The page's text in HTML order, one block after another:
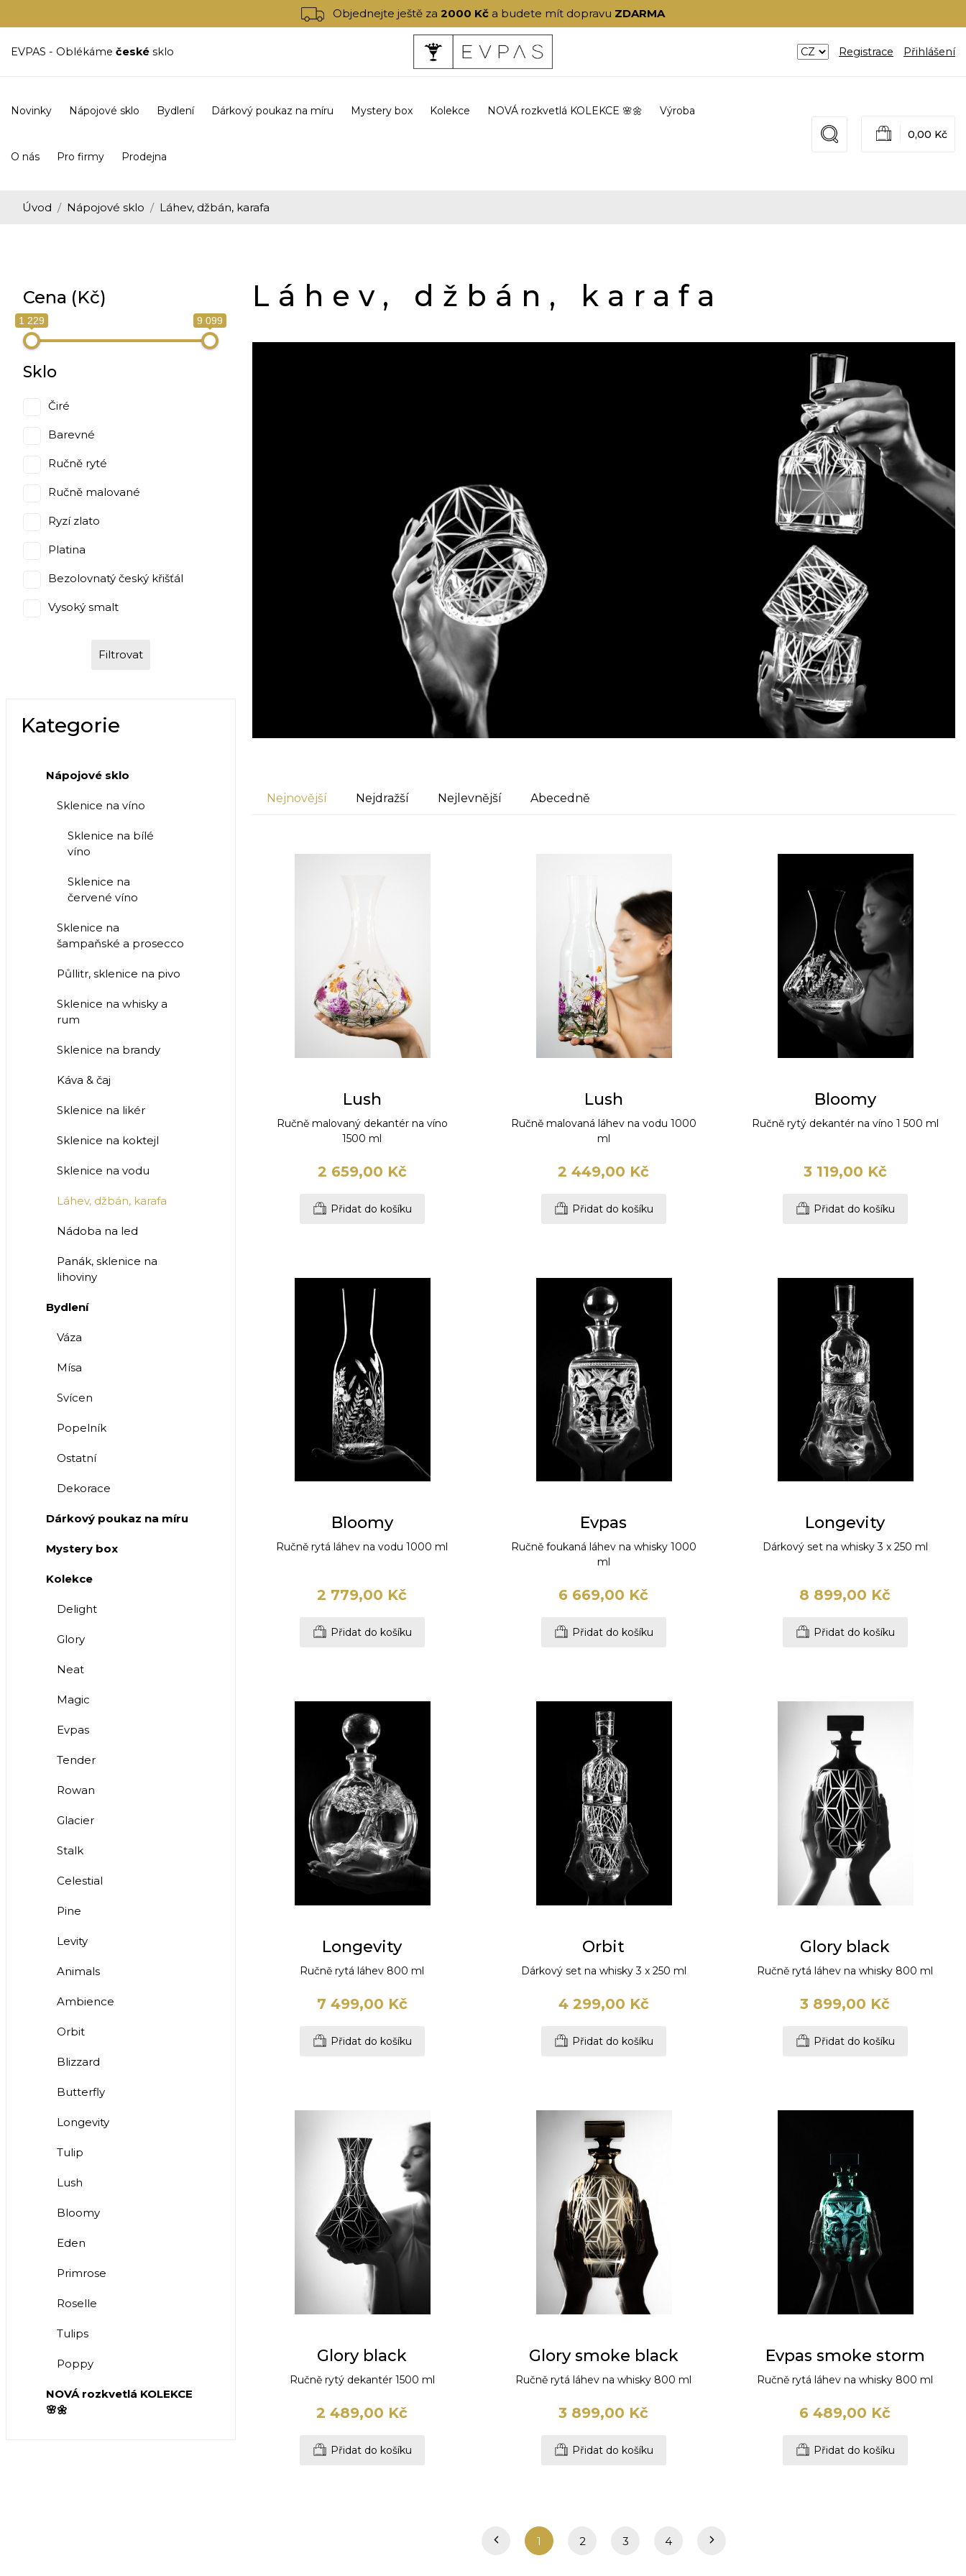
Objednejte ještě za2000 Kč a budete mít dopravu ZDARMA
EVPAS - Oblékáme české sklo Registrace Přihlášení
Novinky Nápojové sklo Bydlení Dárkový poukaz na míru Mystery box Kolekce NOVÁ rozkvetlá KOLEKCE 🌸🌼 Výroba
O nás Pro firmy Prodejna
0,00 Kč
Úvod Nápojové sklo Láhev, džbán, karafa
Láhev, džbán, karafa
Nejnovější Nejdražší Nejlevnější Abecedně
Lush
Ručně malovaný dekantér na víno
1500 ml
2 659,00 Kč
Přidat do košíku
Lush
Ručně malovaná láhev na vodu 1000
ml
2 449,00 Kč
Přidat do košíku
Bloomy
Ručně rytý dekantér na víno 1 500 ml
3 119,00 Kč
Přidat do košíku
Bloomy
Ručně rytá láhev na vodu 1000 ml
2 779,00 Kč
Přidat do košíku
Evpas
Ručně foukaná láhev na whisky 1000
ml
6 669,00 Kč
Přidat do košíku
Longevity
Dárkový set na whisky 3 x 250 ml
8 899,00 Kč
Přidat do košíku
Longevity
Ručně rytá láhev 800 ml
7 499,00 Kč
Přidat do košíku
Orbit
Dárkový set na whisky 3 x 250 ml
4 299,00 Kč
Přidat do košíku
Glory black
Ručně rytá láhev na whisky 800 ml
3 899,00 Kč
Přidat do košíku
Glory black
Ručně rytý dekantér 1500 ml
2 489,00 Kč
Přidat do košíku
Glory smoke black
Ručně rytá láhev na whisky 800 ml
3 899,00 Kč
Přidat do košíku
Evpas smoke storm
Ručně rytá láhev na whisky 800 ml
6 489,00 Kč
Přidat do košíku
1 2 3 4
Cena (Kč)
1 229 9 099
Sklo
Čiré
Barevné
Ručně ryté
Ručně malované
Ryzí zlato
Platina
Bezolovnatý český křišťál
Vysoký smalt
Filtrovat
Kategorie
Nápojové sklo
Sklenice na víno
Sklenice na bílé
víno
Sklenice na
červené víno
Sklenice na
šampaňské a prosecco
Půllitr, sklenice na pivo
Sklenice na whisky a
rum
Sklenice na brandy
Káva & čaj
Sklenice na likér
Sklenice na koktejl
Sklenice na vodu
Láhev, džbán, karafa
Nádoba na led
Panák, sklenice na
lihoviny
Bydlení
Váza
Mísa
Svícen
Popelník
Ostatní
Dekorace
Dárkový poukaz na míru
Mystery box
Kolekce
Delight
Glory
Neat
Magic
Evpas
Tender
Rowan
Glacier
Stalk
Celestial
Pine
Levity
Animals
Ambience
Orbit
Blizzard
Butterfly
Longevity
Tulip
Lush
Bloomy
Eden
Primrose
Roselle
Tulips
Poppy
NOVÁ rozkvetlá KOLEKCE
🌸🌼